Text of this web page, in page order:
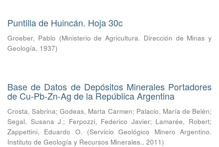
Puntilla de Huincán. Hoja 30c
Groeber, Pablo (Ministerio de Agricultura. Dirección de Minas y
Geología, 1937)
Base de Datos de Depósitos Minerales Portadores
de Cu-Pb-Zn-Ag de la República Argentina
Crosta, Sabrina;Godeas, Marta Carmen; Palacio, María de Belén;
Segal, Susana J.; Ferpozzi, Federico Javier; Lamarée, Robert;
Zappettini, Eduardo O. (Servicio Geológico Minero Argentino.
Instituto de Geología y Recursos Minerales., 2011)